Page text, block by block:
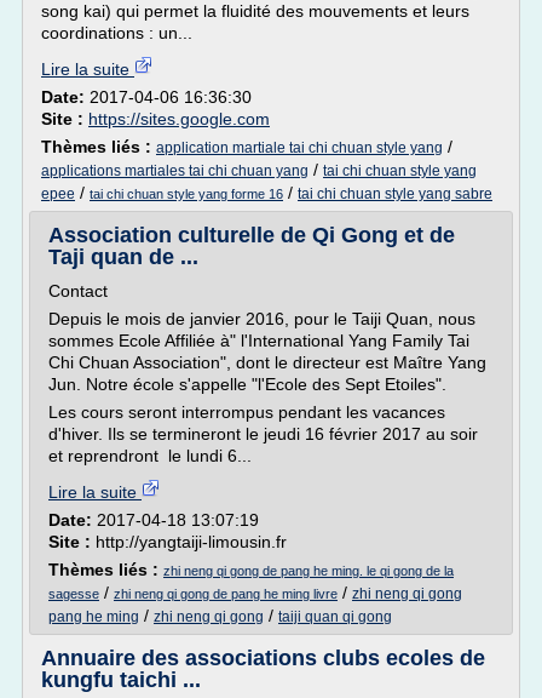
song kai) qui permet la fluidité des mouvements et leurs
coordinations : un...
Lire la suite
Date: 2017-04-06 16:36:30
Site : https://sites.google.com
Thèmes liés : application martiale tai chi chuan style yang /
applications martiales tai chi chuan yang / tai chi chuan style yang
epee / tai chi chuan style yang forme 16 / tai chi chuan style yang sabre
Association culturelle de Qi Gong et de
Taji quan de ...
Contact
Depuis le mois de janvier 2016, pour le Taiji Quan, nous
sommes Ecole Affiliée à" l'International Yang Family Tai
Chi Chuan Association", dont le directeur est Maître Yang
Jun. Notre école s'appelle "l'Ecole des Sept Etoiles".
Les cours seront interrompus pendant les vacances
d'hiver. Ils se termineront le jeudi 16 février 2017 au soir
et reprendront le lundi 6...
Lire la suite
Date: 2017-04-18 13:07:19
Site : http://yangtaiji-limousin.fr
Thèmes liés : zhi neng qi gong de pang he ming. le qi gong de la
sagesse / zhi neng qi gong de pang he ming livre / zhi neng qi gong
pang he ming / zhi neng qi gong / taiji quan qi gong
Annuaire des associations clubs ecoles de
kungfu taichi ...